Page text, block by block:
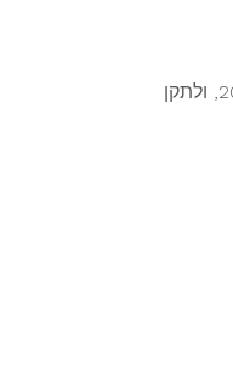
האתר www.friedmanpr.co.il נבנה תוך הקפדה על עקרונות הנגישות בהתאם לתקנות שוויון זכויות לאנשים עם מוגבלות (התאמות נגישות לשירות), התשע"ג-2013, ולתקן